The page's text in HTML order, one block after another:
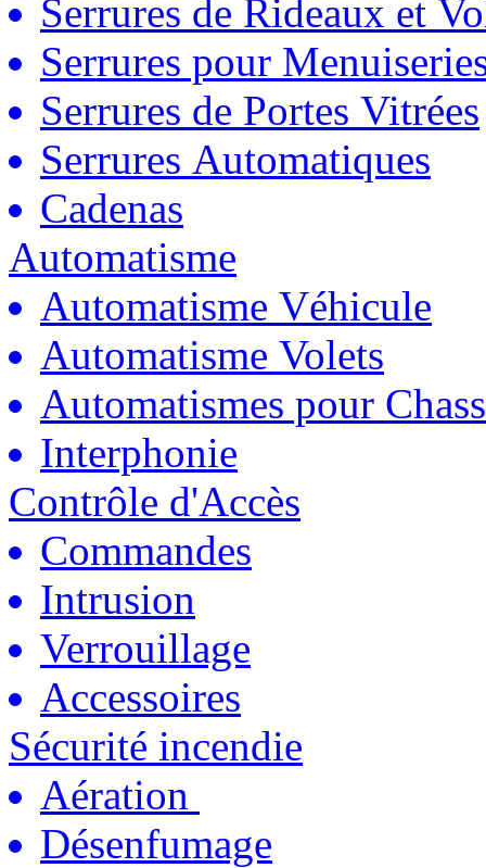
Serrures de Rideaux et
Serrures pour
Serrures de Portes Vitrées
Serrures Automatiques
Cadenas
Automatisme
Automatisme Véhicule
Automatisme Volets
Automatismes pour
Interphonie
Contrôle d'Accès
Commandes
Intrusion
Verrouillage
Accessoires
Sécurité incendie
Aération
Désenfumage